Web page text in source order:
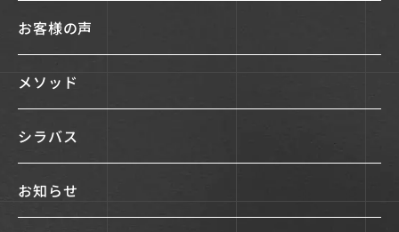
お客様の声
メソッド
シラバス
お知らせ